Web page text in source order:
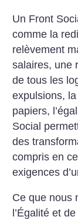
Un Front
comme la
relèvement
salaires, une
de tous les
expulsions,
papiers,
Social
des
compris en
exigences
Ce que nous
l’Égalité et